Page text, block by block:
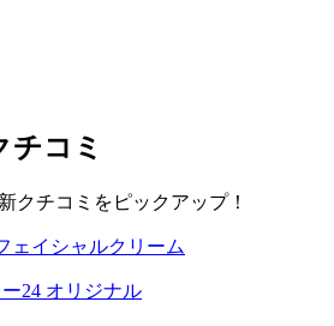
チコミ
クチコミをピックアップ！
ェイシャルクリーム
24 オリジナル